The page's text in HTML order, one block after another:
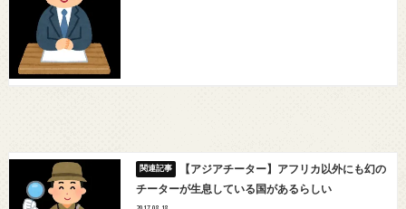
【アジアチーター】アフリカ以外にも幻の
チーターが生息している国があるらしい